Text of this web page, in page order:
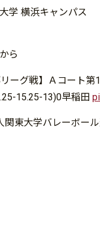
学 横浜キャンパス
ら
リーグ戦】Ａコート第
15.25-13)0早稲田
東大学バレーボー